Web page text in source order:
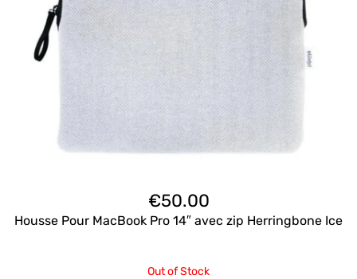
€50.00
Housse Pour MacBook Pro 14″ avec zip Herringbone Ice
Out of Stock